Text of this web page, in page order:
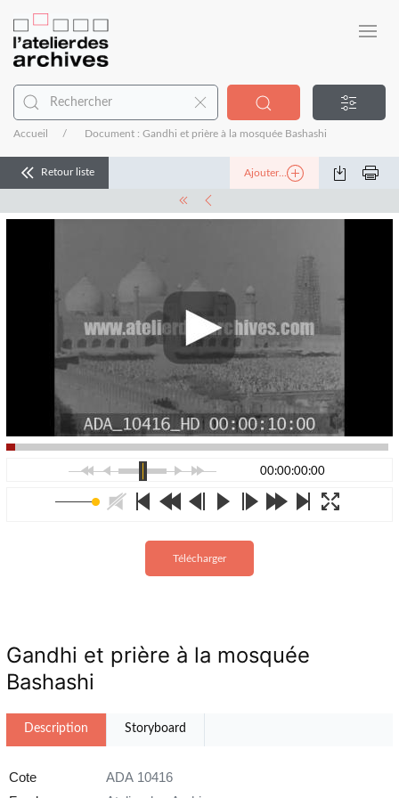
Accueil Document : Gandhi et prière à la mosquée Bashashi
Retour liste Ajouter...
00:00:00:00
Télécharger
Gandhi et prière à la mosquée
Bashashi
Description Storyboard
Cote
ADA 10416